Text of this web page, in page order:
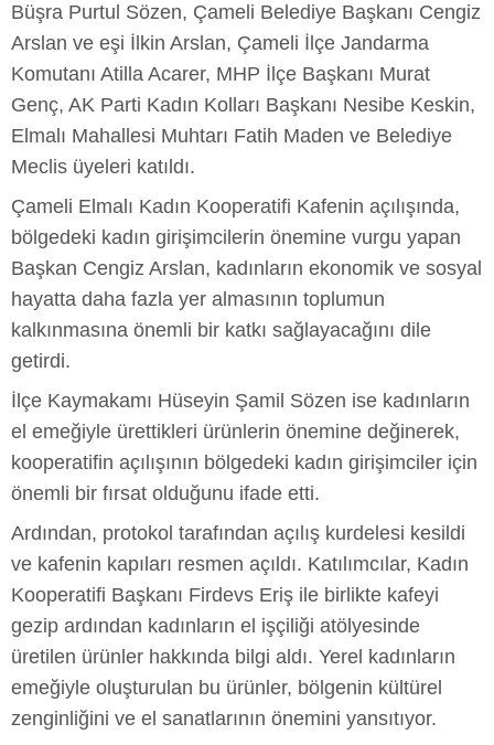
Büşra Purtul Sözen, Çameli Belediye Başkanı Cengiz
Arslan ve eşi İlkin Arslan, Çameli İlçe Jandarma
Komutanı Atilla Acarer, MHP İlçe Başkanı Murat
Genç, AK Parti Kadın Kolları Başkanı Nesibe Keskin,
Elmalı Mahallesi Muhtarı Fatih Maden ve Belediye
Meclis üyeleri katıldı.
Çameli Elmalı Kadın Kooperatifi Kafenin açılışında,
bölgedeki kadın girişimcilerin önemine vurgu yapan
Başkan Cengiz Arslan, kadınların ekonomik ve sosyal
hayatta daha fazla yer almasının toplumun
kalkınmasına önemli bir katkı sağlayacağını dile
getirdi.
İlçe Kaymakamı Hüseyin Şamil Sözen ise kadınların
el emeğiyle ürettikleri ürünlerin önemine değinerek,
kooperatifin açılışının bölgedeki kadın girişimciler için
önemli bir fırsat olduğunu ifade etti.
Ardından, protokol tarafından açılış kurdelesi kesildi
ve kafenin kapıları resmen açıldı. Katılımcılar, Kadın
Kooperatifi Başkanı Firdevs Eriş ile birlikte kafeyi
gezip ardından kadınların el işçiliği atölyesinde
üretilen ürünler hakkında bilgi aldı. Yerel kadınların
emeğiyle oluşturulan bu ürünler, bölgenin kültürel
zenginliğini ve el sanatlarının önemini yansıtıyor.